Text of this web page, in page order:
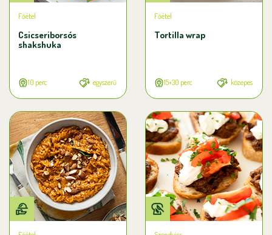
Főétel
Csicseriborsós
shakshuka
10 perc egyszerű
Főétel
Tortilla wrap
15+30 perc közepes